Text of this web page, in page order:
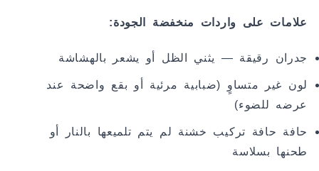
علامات على واردات منخفضة الجودة:
جدران رقيقة — يثني الظل أو يشعر بالهشاشة
لون غير متساوٍ (ضبابية مرئية أو بقع واضحة عند
عرضه للضوء)
حافة حافة تركيب خشنة لم يتم تلميعها بالنار أو
طحنها بسلاسة